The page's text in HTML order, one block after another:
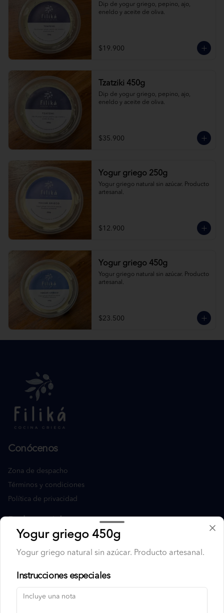
Dip de yogur griego, pepino, ajo,
eneldo y aceite de oliva.
$19.900
Tzatziki 450g
Dip de yogur griego, pepino, ajo,
eneldo y aceite de oliva.
$35.900
Yogur griego 250g
Yogur griego natural sin azúcar. Producto
artesanal.
$12.900
Yogur griego 450g
Yogur griego natural sin azúcar. Producto
artesanal.
$23.500
Conócenos
Zona de despacho
Términos y condiciones
Política de privacidad
Instagram
Facebook
Yogur griego 450g
Yogur griego natural sin azúcar. Producto artesanal.
Instrucciones especiales